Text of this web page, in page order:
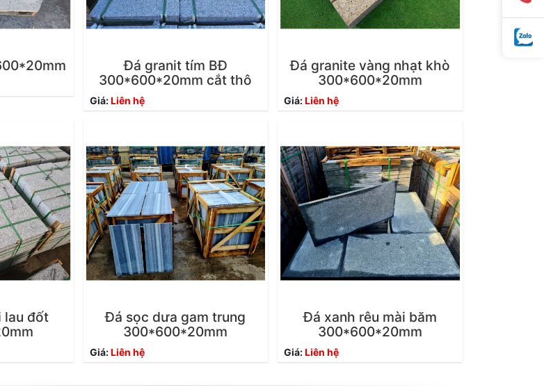
Đá granit tím BĐ
300*600*20mm cắt thô
Giá:Liên hệ
Đá granite vàng nhạt khò
300*600*20mm
Giá:Liên hệ
lau đốt
Đá sọc dưa gam trung
300*600*20mm
Giá:Liên hệ
Đá xanh rêu mài băm
300*600*20mm
Giá:Liên hệ